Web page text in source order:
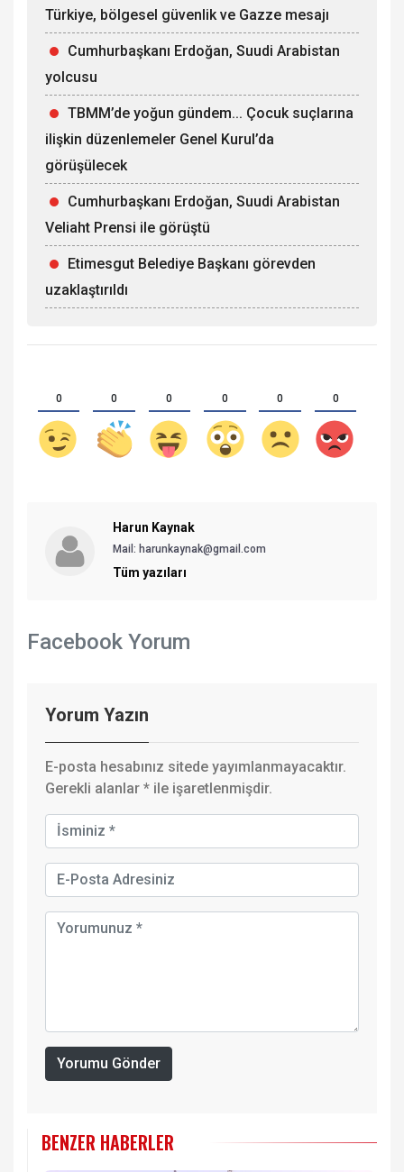
Türkiye, bölgesel güvenlik ve Gazze mesajı
Cumhurbaşkanı Erdoğan, Suudi Arabistan
yolcusu
TBMM’de yoğun gündem... Çocuk suçlarına
ilişkin düzenlemeler Genel Kurul’da
görüşülecek
Cumhurbaşkanı Erdoğan, Suudi Arabistan
Veliaht Prensi ile görüştü
Etimesgut Belediye Başkanı görevden
uzaklaştırıldı
0 0 0 0 0 0
Harun Kaynak
Mail: harunkaynak@gmail.com
Tüm yazıları
Facebook Yorum
Yorum Yazın
E-posta hesabınız sitede yayımlanmayacaktır.
Gerekli alanlar * ile işaretlenmişdir.
Yorumu Gönder
BENZER HABERLER